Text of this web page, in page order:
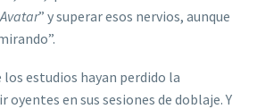
Avatar” y superar esos nervios, aunque
estudios hayan perdido la
en sus sesiones de doblaje. Y